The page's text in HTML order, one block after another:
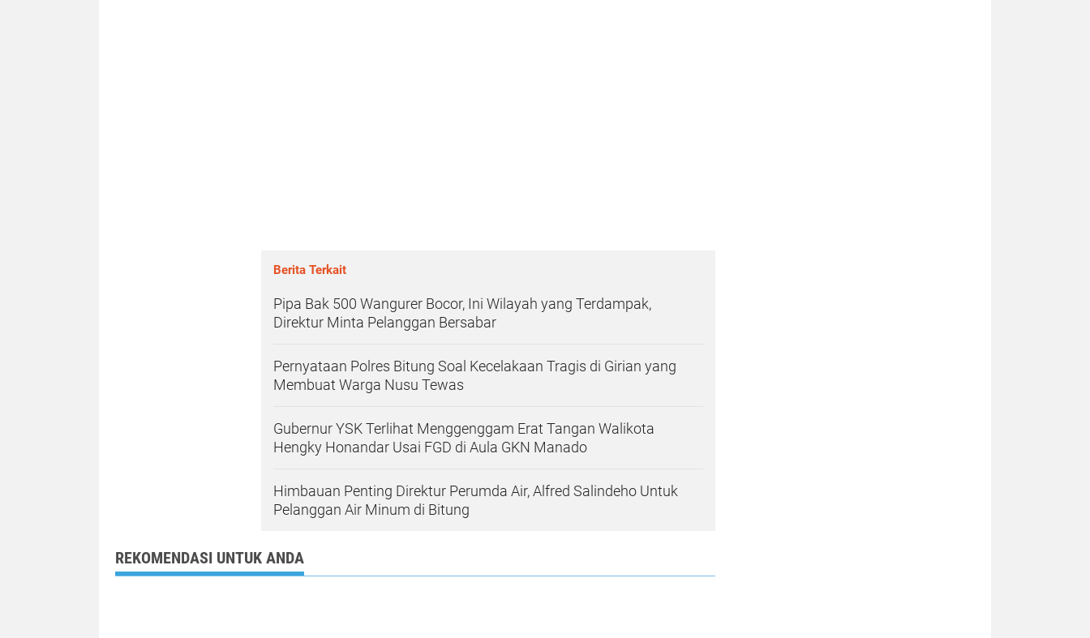
Berita Terkait
Pipa Bak 500 Wangurer Bocor, Ini Wilayah yang Terdampak,
Direktur Minta Pelanggan Bersabar
Pernyataan Polres Bitung Soal Kecelakaan Tragis di Girian yang
Membuat Warga Nusu Tewas
Gubernur YSK Terlihat Menggenggam Erat Tangan Walikota
Hengky Honandar Usai FGD di Aula GKN Manado
Himbauan Penting Direktur Perumda Air, Alfred Salindeho Untuk
Pelanggan Air Minum di Bitung
REKOMENDASI UNTUK ANDA